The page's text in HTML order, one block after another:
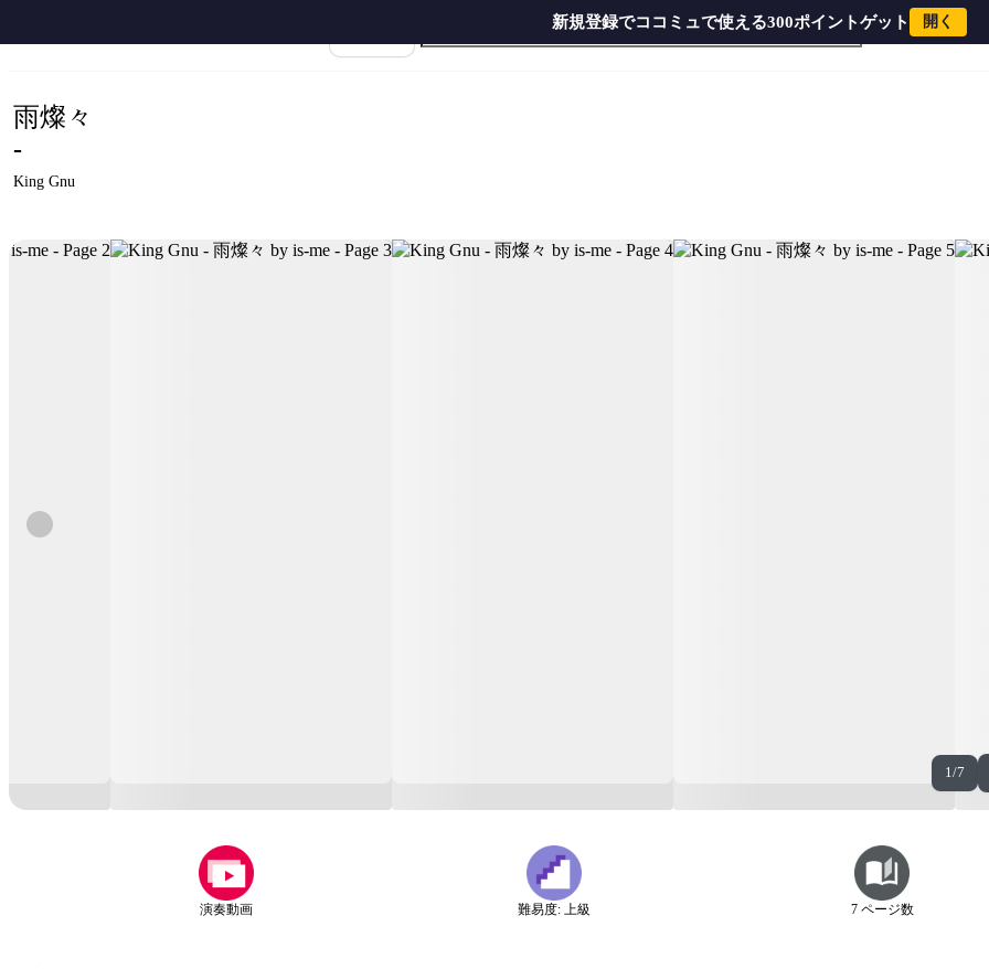
新規登録でココミュで使える300ポイントゲット 開く
1/7
雨燦々
-
King Gnu
演奏動画 難易度: 上級 7 ページ数